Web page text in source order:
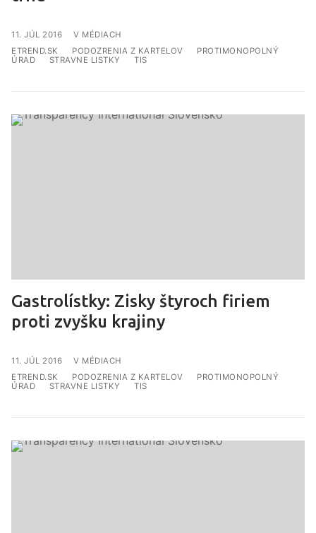
V MÉDIACH
ETREND.SK
PODOZRENIA Z KARTELOV
PROTIMONOPOLNÝ
ÚRAD
STRAVNE LISTKY TIS
Gastrolístky: Zisky štyroch firiem
proti zvyšku krajiny
V MÉDIACH
ETREND.SK
PODOZRENIA Z KARTELOV
PROTIMONOPOLNÝ
ÚRAD
STRAVNE LISTKY TIS